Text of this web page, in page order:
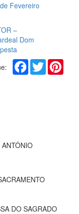
Fevereiro
–
Dom
Facebook
Twitter
DO SAGRADO